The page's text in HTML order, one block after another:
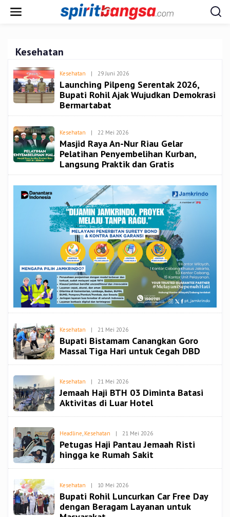
Kesehatan
Kesehatan | 29 Juni 2026Oleh
Spiritbangsa
Launching Pilpeng Serentak 2026,
Bupati Rohil Ajak Wujudkan Demokrasi
Bermartabat
Kesehatan | 22 Mei 2026Oleh
Spiritbangsa
Masjid Raya An-Nur Riau Gelar
Pelatihan Penyembelihan Kurban,
Langsung Praktik dan Gratis
Kesehatan | 21 Mei 2026Oleh
Spiritbangsa
Bupati Bistamam Canangkan Goro
Massal Tiga Hari untuk Cegah DBD
Kesehatan | 21 Mei 2026Oleh
Spiritbangsa
Jemaah Haji BTH 03 Diminta Batasi
Aktivitas di Luar Hotel
Headline Kesehatan | 21 Mei 2026Oleh
Spiritbangsa
Petugas Haji Pantau Jemaah Risti
hingga ke Rumah Sakit
Kesehatan | 10 Mei 2026Oleh
Spiritbangsa
Bupati Rohil Luncurkan Car Free Day
dengan Beragam Layanan untuk